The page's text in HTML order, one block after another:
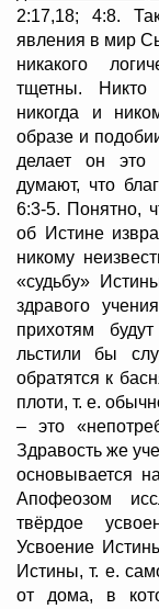
2:17,18; 4:8.
явления в мир
никакого
тщетны. Никто
никогда и
образе и
делает он это
думают, что
6:3-5. Понятно,
об Истине
никому
«судьбу»
здравого
прихотям
льстили бы
обратятся к
плоти, т. е.
– это
Здравость же
основывается
Апофеозом
твёрдое
Усвоение
Истины, т. е.
от дома, в